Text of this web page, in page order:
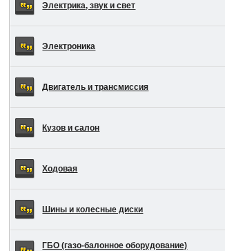
Электрика, звук и свет
Электроника
Двигатель и трансмиссия
Кузов и салон
Ходовая
Шины и колесные диски
ГБО (газо-балонное оборудование)